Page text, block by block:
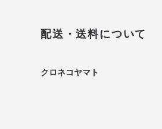
配送・送料について
クロネコヤマト